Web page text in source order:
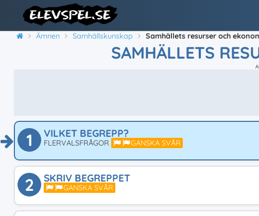
Ämnen Samhällskunskap Samhällets resurser och
SAMHÄLLETS
1 VILKET BEGREPP?
FLERVALSFRÅGOR GANSKA SVÅR
2 SKRIV BEGREPPET
GANSKA SVÅR